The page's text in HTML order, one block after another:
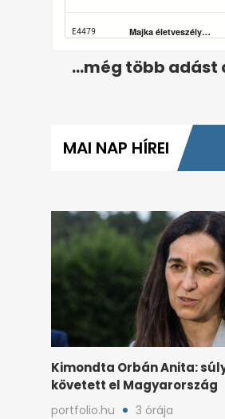
...még több adást
MAI NAP HÍREI
Kimondta Orbán Anita:
követett el Magyarország
portfolio.hu 3 órája